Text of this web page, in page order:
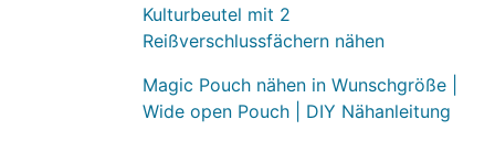
Kulturbeutel mit 2
Reißverschlussfächern nähen
Magic Pouch nähen in Wunschgröße |
Wide open Pouch | DIY Nähanleitung